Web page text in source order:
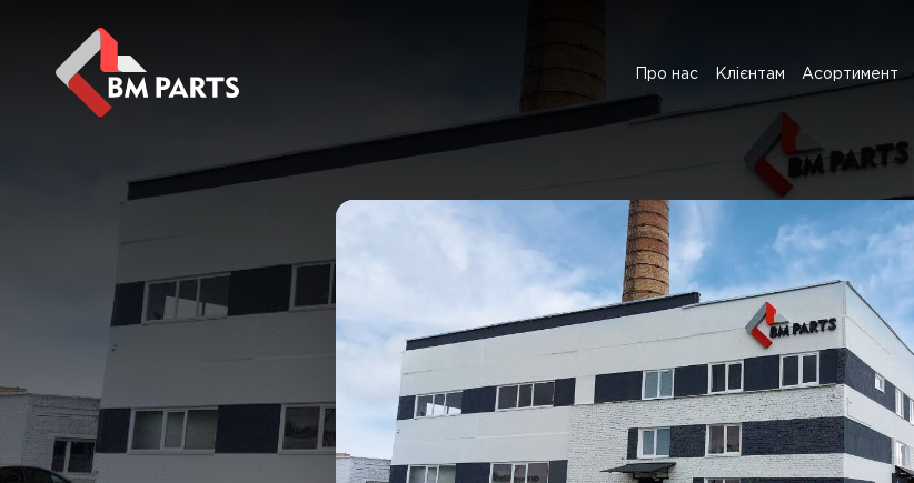
Про нас Клієнтам Асортимент